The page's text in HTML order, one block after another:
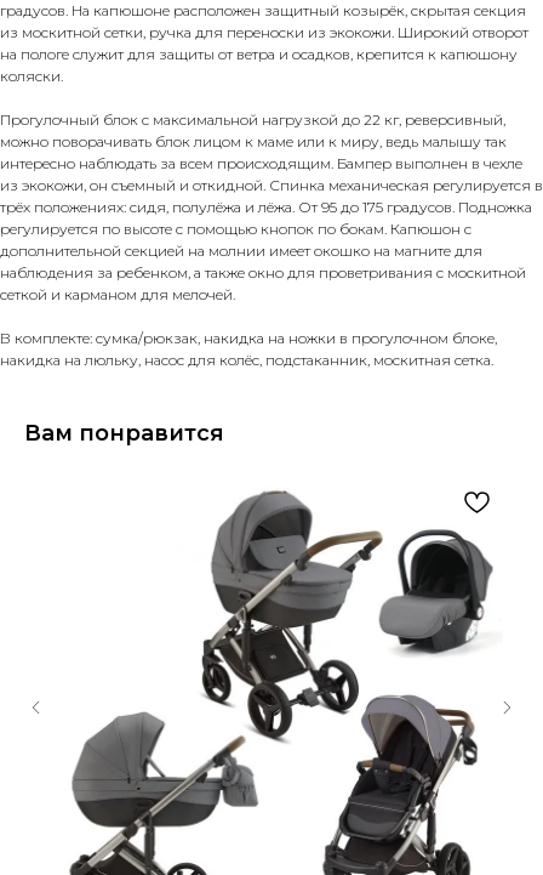
градусов. На капюшоне расположен защитный козырёк, скрытая секция
из москитной сетки, ручка для переноски из экокожи. Широкий отворот
на пологе служит для защиты от ветра и осадков, крепится к капюшону
коляски.
Прогулочный блок с максимальной нагрузкой до 22 кг, реверсивный,
можно поворачивать блок лицом к маме или к миру, ведь малышу так
интересно наблюдать за всем происходящим. Бампер выполнен в чехле
из экокожи, он съемный и откидной. Спинка механическая регулируется в
трёх положениях: сидя, полулёжа и лёжа. От 95 до 175 градусов. Подножка
регулируется по высоте с помощью кнопок по бокам. Капюшон с
дополнительной секцией на молнии имеет окошко на магните для
наблюдения за ребенком, а также окно для проветривания с москитной
сеткой и карманом для мелочей.
В комплекте: сумка/рюкзак, накидка на ножки в прогулочном блоке,
накидка на люльку, насос для колёс, подстаканник, москитная сетка.
Вам понравится